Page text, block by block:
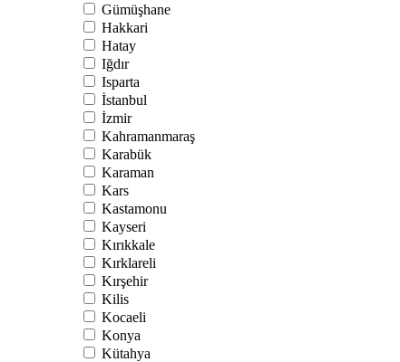
Gümüşhane
Hakkari
Hatay
Iğdır
Isparta
İstanbul
İzmir
Kahramanmaraş
Karabük
Karaman
Kars
Kastamonu
Kayseri
Kırıkkale
Kırklareli
Kırşehir
Kilis
Kocaeli
Konya
Kütahya